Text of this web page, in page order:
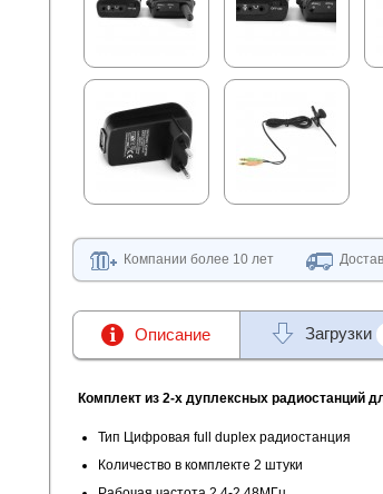
Компании более 10 лет
Описание Загрузки
Комплект из 2-х дуплексных радиостанций
Тип Цифровая full duplex радиостанция
Количество в комплекте 2 штуки